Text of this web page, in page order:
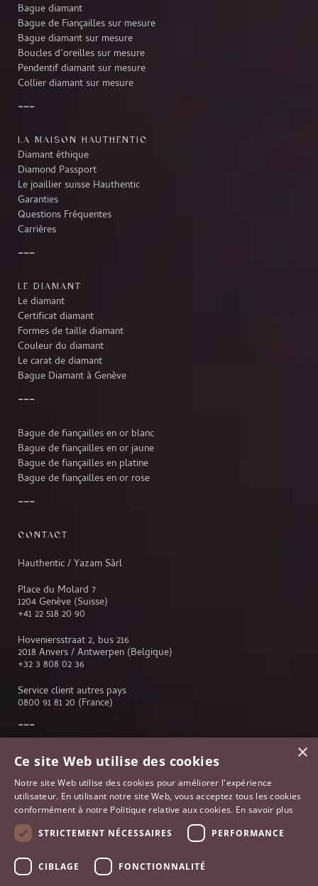
Bague diamant
Bague de Fiançailles sur mesure
Bague diamant sur mesure
Boucles d’oreilles sur mesure
Pendentif diamant sur mesure
Collier diamant sur mesure
LA MAISON HAUTHENTIC
Diamant éthique
Diamond Passport
Le joaillier suisse Hauthentic
Garanties
Questions Fréquentes
Carrières
LE DIAMANT
Le diamant
Certificat diamant
Formes de taille diamant
Couleur du diamant
Le carat de diamant
Bague Diamant à Genève
Bague de fiançailles en or blanc
Bague de fiançailles en or jaune
Bague de fiançailles en platine
Bague de fiançailles en or rose
CONTACT
Hauthentic / Yazam Sàrl
Place du Molard 7
1204 Genève (Suisse)
+41 22 518 20 90
Hoveniersstraat 2, bus 216
2018 Anvers / Antwerpen (Belgique)
+32 3 808 02 36
Service client autres pays
0800 91 81 20 (France)
Service client
Lausanne
Anvers
Paris
France
×
Ce site Web utilise des cookies
Notre site Web utilise des cookies pour améliorer l'expérience
utilisateur. En utilisant notre site Web, vous acceptez tous les cookies
conformément à notre Politique relative aux cookies. En savoir plus
STRICTEMENT NÉCESSAIRES
PERFORMANCE
CIBLAGE FONCTIONNALITÉ